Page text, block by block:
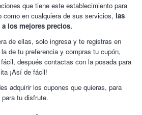
que tiene este establecimiento para
como en cualquiera de sus servicios, las
los mejores precios.
de ellas, solo ingresa y te registras en
de tu preferencia y compras tu cupón,
después contactas con la posada para
¡Así de fácil!
adquirir los cupones que quieras, para
tu disfrute.